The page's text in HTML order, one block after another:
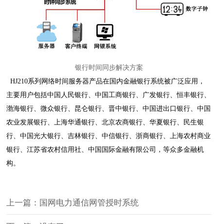
银行时间同步解决方案
HJ210系列网络时间服务器产品在国内金融银行系统被广泛应用，
主要用户包括中国人民银行、中国工商银行、
广发银行、恒丰银行、
渤海银行、微众银行、昆仑银行、晋中银行、中国进出口银行、中国
农业发展银行、上海华通银行、北京农商银行、华夏银行、民生银
行、中国光大银行、吉林银行、中信银行、浙商银行、上海农村商业
银行、江苏省农村信用社、中国国际金融有限公司，等众多金融机
构。
上一篇：国网电力通信网管授时系统